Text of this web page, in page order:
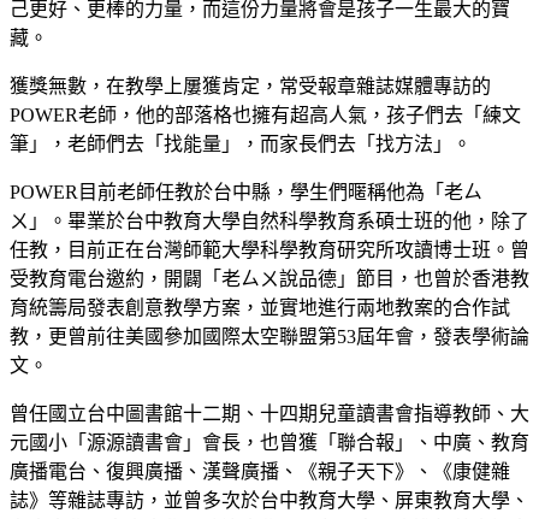
己更好、更棒的力量，而這份力量將會是孩子一生最大的寶
藏。
獲獎無數，在教學上屢獲肯定，常受報章雜誌媒體專訪的
POWER老師，他的部落格也擁有超高人氣，孩子們去「練文
筆」，老師們去「找能量」，而家長們去「找方法」。
POWER目前老師任教於台中縣，學生們暱稱他為「老ㄙ
ㄨ」。畢業於台中教育大學自然科學教育系碩士班的他，除了
任教，目前正在台灣師範大學科學教育研究所攻讀博士班。曾
受教育電台邀約，開闢「老ㄙㄨ說品德」節目，也曾於香港教
育統籌局發表創意教學方案，並實地進行兩地教案的合作試
教，更曾前往美國參加國際太空聯盟第53屆年會，發表學術論
文。
曾任國立台中圖書館十二期、十四期兒童讀書會指導教師、大
元國小「源源讀書會」會長，也曾獲「聯合報」、中廣、教育
廣播電台、復興廣播、漢聲廣播、《親子天下》、《康健雜
誌》等雜誌專訪，並曾多次於台中教育大學、屏東教育大學、